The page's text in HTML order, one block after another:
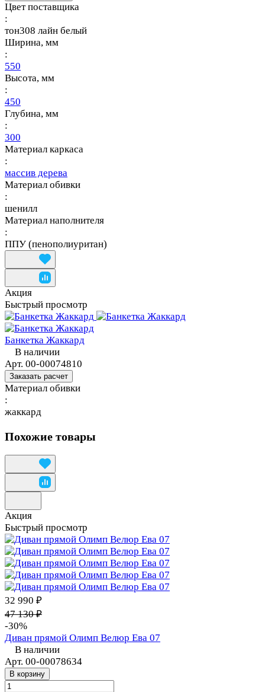
Цвет поставщика
:
тон308 лайн белый
Ширина, мм
:
550
Высота, мм
:
450
Глубина, мм
:
300
Материал каркаса
:
массив дерева
Материал обивки
:
шенилл
Материал наполнителя
:
ППУ (пенополиуритан)
Акция
Быстрый просмотр
Банкетка Жаккард
В наличии
Арт. 00-00074810
Заказать расчет
Материал обивки
:
жаккард
Похожие товары
Акция
Быстрый просмотр
32 990 ₽
47 130 ₽
-30%
Диван прямой Олимп Велюр Ева 07
В наличии
Арт. 00-00078634
В корзину